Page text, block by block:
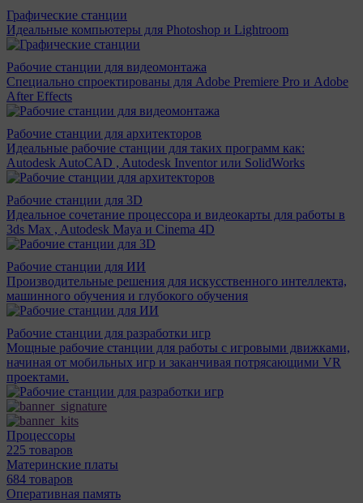
Графические станции
Идеальные компьютеры для Photoshop и Lightroom
Рабочие станции для видеомонтажа
Специально спроектированы для Adobe Premiere Pro и Adobe
After Effects
Рабочие станции для архитекторов
Идеальные рабочие станции для таких программ как:
Autodesk AutoCAD , Autodesk Inventor или SolidWorks
Рабочие станции для 3D
Идеальное сочетание процессора и видеокарты для работы в
3ds Max , Autodesk Maya и Cinema 4D
Рабочие станции для ИИ
Производительные решения для искусственного интеллекта,
машинного обучения и глубокого обучения
Рабочие станции для разработки игр
Мощные рабочие станции для работы с игровыми движками,
начиная от мобильных игр и заканчивая потрясающими VR
проектами.
Процессоры
225 товаров
Материнcкие платы
684 товаров
Оперативная память